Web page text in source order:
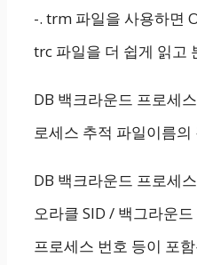
-. trm 파일을 사용하면
trc 파일을 더 쉽게 읽고
DB 백크라운드 프로세
로세스 추적 파일이름의
DB 백크라운드 프로세
오라클 SID / 백그라운
프로세스 번호 등이 포